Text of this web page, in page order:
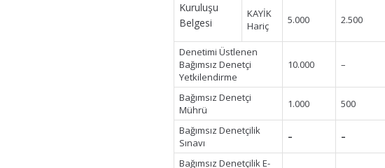
Kuruluşu
Belgesi
KAYİK
Hariç
5.000 2.500
Denetimi Üstlenen
Bağımsız Denetçi
Yetkilendirme
10.000 –
Bağımsız Denetçi
Mührü
1.000 500
Bağımsız Denetçilik
Sınavı
– –
Bağımsız Denetçilik E-